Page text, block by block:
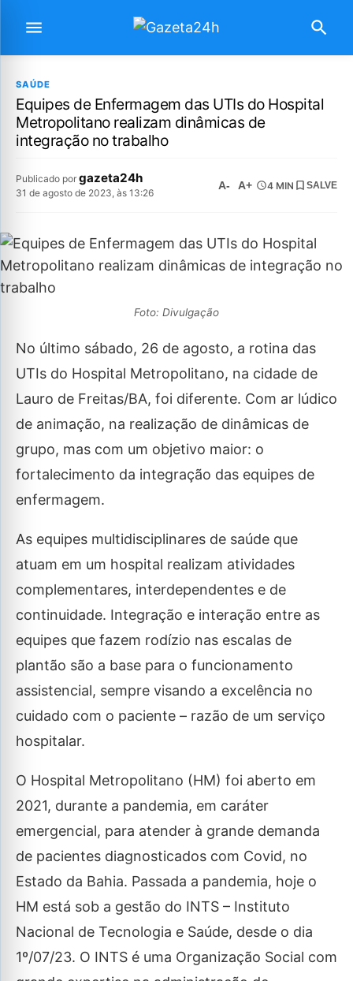
SAÚDE
Equipes de Enfermagem das UTIs do Hospital
Metropolitano realizam dinâmicas de
integração no trabalho
Publicado por gazeta24h
31 de agosto de 2023, às 13:26
A- A+ 4 MIN SALVE
Foto: Divulgação
No último sábado, 26 de agosto, a rotina das
UTIs do Hospital Metropolitano, na cidade de
Lauro de Freitas/BA, foi diferente. Com ar lúdico
de animação, na realização de dinâmicas de
grupo, mas com um objetivo maior: o
fortalecimento da integração das equipes de
enfermagem.
As equipes multidisciplinares de saúde que
atuam em um hospital realizam atividades
complementares, interdependentes e de
continuidade. Integração e interação entre as
equipes que fazem rodízio nas escalas de
plantão são a base para o funcionamento
assistencial, sempre visando a excelência no
cuidado com o paciente – razão de um serviço
hospitalar.
O Hospital Metropolitano (HM) foi aberto em
2021, durante a pandemia, em caráter
emergencial, para atender à grande demanda
de pacientes diagnosticados com Covid, no
Estado da Bahia. Passada a pandemia, hoje o
HM está sob a gestão do INTS – Instituto
Nacional de Tecnologia e Saúde, desde o dia
1º/07/23. O INTS é uma Organização Social com